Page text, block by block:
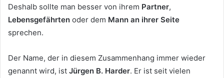
Deshalb sollte man besser von ihrem Partner,
Lebensgefährten oder dem Mann an ihrer Seite
sprechen.
Der Name, der in diesem Zusammenhang immer wieder
genannt wird, ist Jürgen B. Harder. Er ist seit vielen